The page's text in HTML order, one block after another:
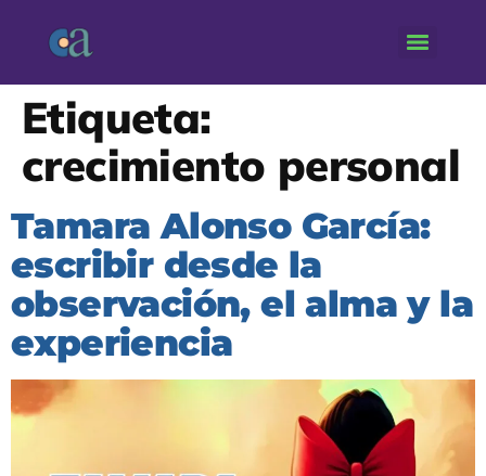
Etiqueta:
crecimiento personal
Tamara Alonso García:
escribir desde la
observación, el alma y la
experiencia